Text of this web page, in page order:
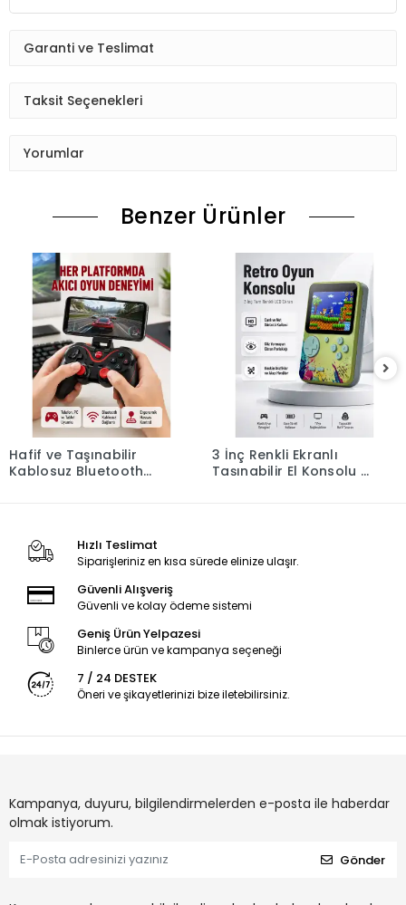
Garanti ve Teslimat
Taksit Seçenekleri
Yorumlar
Benzer Ürünler
Hafif ve Taşınabilir
Kablosuz Bluetooth
3 İnç Renkli Ekranlı
Taşınabilir El Konsolu –
Hızlı Teslimat
Siparişleriniz en kısa sürede elinize ulaşır.
Güvenli Alışveriş
Güvenli ve kolay ödeme sistemi
Geniş Ürün Yelpazesi
Binlerce ürün ve kampanya seçeneği
7 / 24 DESTEK
Öneri ve şikayetlerinizi bize iletebilirsiniz.
Kampanya, duyuru, bilgilendirmelerden e-posta ile haberdar
olmak istiyorum.
Gönder